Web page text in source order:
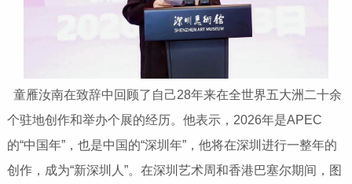
童雁汝南在致辞中回顾了自己28年来在全世界五大洲二十余
个驻地创作和举办个展的经历。他表示，2026年是APEC
的“中国年”，也是中国的“深圳年”，他将在深圳进行一整年的
创作，成为“新深圳人”。在深圳艺术周和香港巴塞尔期间，图